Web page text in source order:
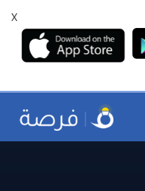
X